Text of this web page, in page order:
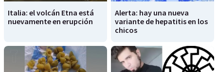
Italia: el volcán Etna está
nuevamente en erupción
Alerta: hay una nueva
variante de hepatitis en los
chicos